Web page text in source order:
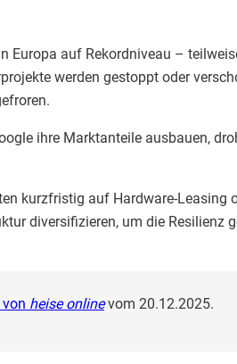
Europa auf Rekordniveau –
werden gestoppt oder
ihre Marktanteile ausbauen,
kurzfristig auf Hardware-Leasing
diversifizieren, um die Resilienz
heise onlinevom 20.12.2025.